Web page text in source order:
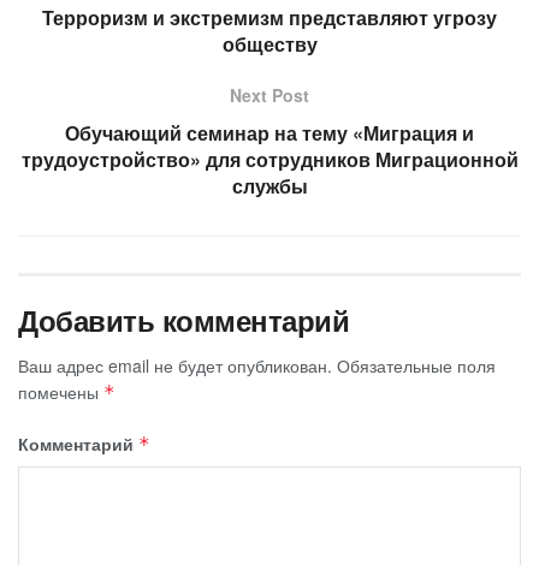
Терроризм и экстремизм представляют угрозу
обществу
Next Post
Обучающий семинар на тему «Миграция и
трудоустройство» для сотрудников Миграционной
службы
Добавить комментарий
Ваш адрес email не будет опубликован. Обязательные поля
помечены *
Комментарий *